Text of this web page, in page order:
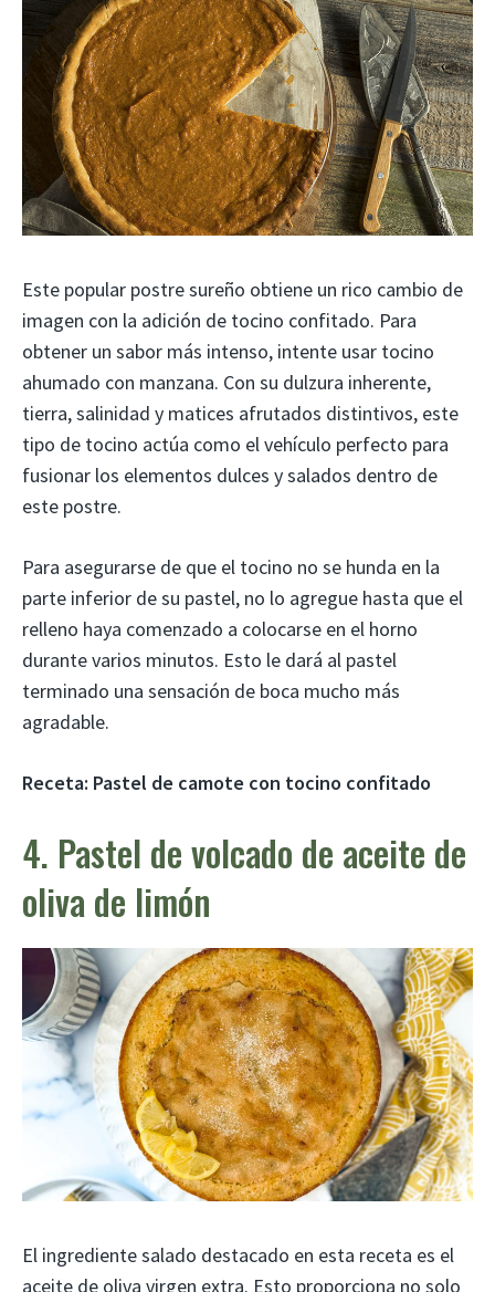
Este popular postre sureño obtiene un rico cambio de
imagen con la adición de tocino confitado. Para
obtener un sabor más intenso, intente usar tocino
ahumado con manzana. Con su dulzura inherente,
tierra, salinidad y matices afrutados distintivos, este
tipo de tocino actúa como el vehículo perfecto para
fusionar los elementos dulces y salados dentro de
este postre.
Para asegurarse de que el tocino no se hunda en la
parte inferior de su pastel, no lo agregue hasta que el
relleno haya comenzado a colocarse en el horno
durante varios minutos. Esto le dará al pastel
terminado una sensación de boca mucho más
agradable.
Receta: Pastel de camote con tocino confitado
4. Pastel de volcado de aceite de
oliva de limón
El ingrediente salado destacado en esta receta es el
aceite de oliva virgen extra. Esto proporciona no solo